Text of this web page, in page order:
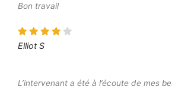
Bon travail
Elliot S
L’intervenant a été à l’écoute de mes